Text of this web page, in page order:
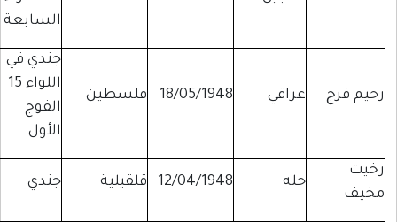
السابعة
جندي في
اللواء 15
الفوج
الأول
فلسطين 18/05/1948 عراقي رحيم فرج
جندي قلقيلية 12/04/1948 حله
رخيت
مخيف